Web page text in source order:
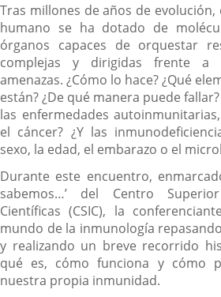
Tras millones de años de
humano se ha dotado de
órganos capaces de orquestar
complejas y dirigidas frente a
amenazas. ¿Cómo lo hace? ¿Qué
están? ¿De qué manera puede
las enfermedades
el cáncer? ¿Y las
sexo, la edad, el embarazo o el
Durante este encuentro,
sabemos…’ del Centro
Científicas (CSIC), la
mundo de la inmunología
y realizando un breve recorrido
qué es, cómo funciona y cómo
nuestra propia inmunidad.